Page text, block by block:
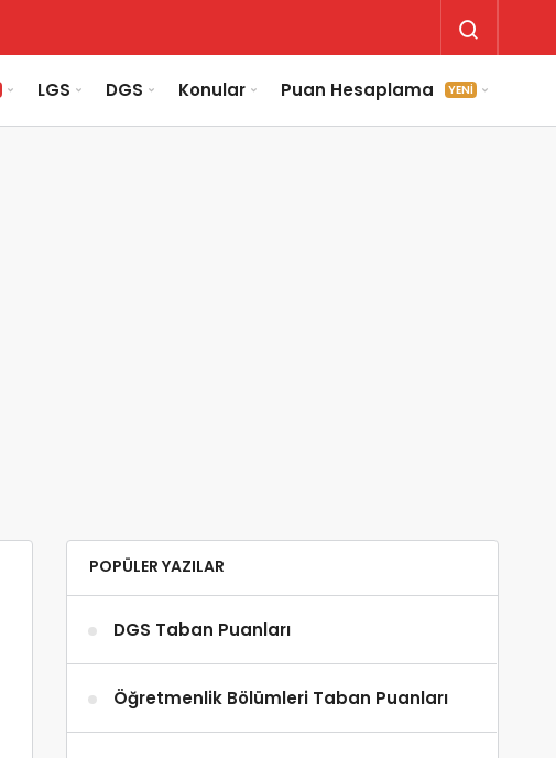
LGS DGS Konular Puan Hesaplama YENİ
POPÜLER YAZILAR
DGS Taban Puanları
Öğretmenlik Bölümleri Taban Puanları